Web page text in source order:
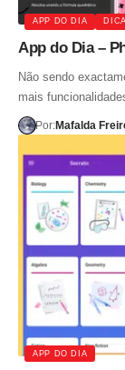
APP DO DIA
App do Dia –
Não sendo
mais
Por:Mafalda
APP DO DIA